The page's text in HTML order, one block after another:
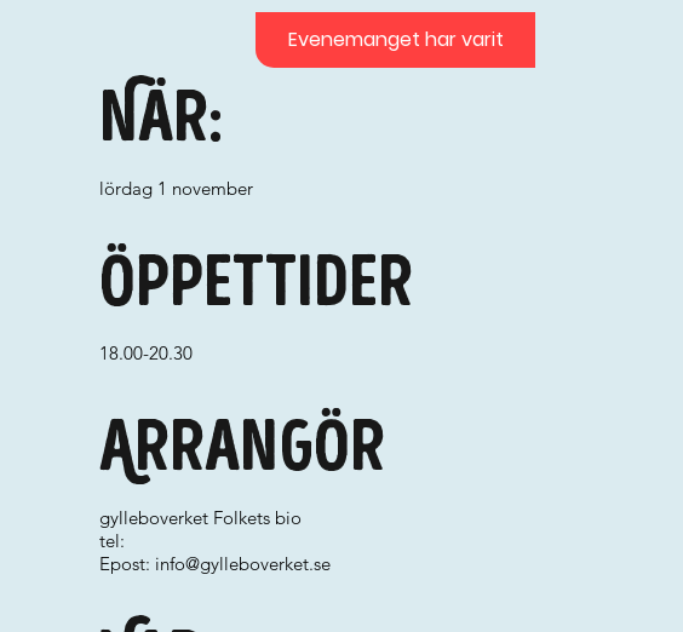
När:
lördag 1 november
Arrangör
gylleboverket Folkets bio
tel:
Epost: info@gylleboverket.se
Öppettider
18.00-20.30
Evenemanget har varit